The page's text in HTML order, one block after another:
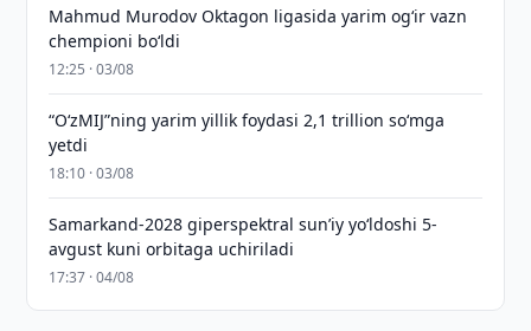
Mahmud Murodov Oktagon ligasida yarim og‘ir vazn
chempioni bo‘ldi
12:25 · 03/08
“O‘zMIJ”ning yarim yillik foydasi 2,1 trillion so‘mga
yetdi
18:10 · 03/08
Samarkand-2028 giperspektral sun’iy yo‘ldoshi 5-
avgust kuni orbitaga uchiriladi
17:37 · 04/08